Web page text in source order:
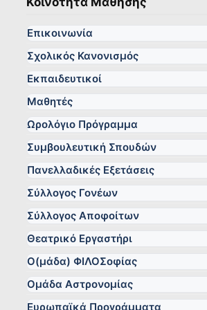
Επικοινωνία
Σχολικός Κανονισμός
Εκπαιδευτικοί
Μαθητές
Ωρολόγιο Πρόγραμμα
Συμβουλευτική Σπουδών
Πανελλαδικές Εξετάσεις
Σύλλογος Γονέων
Σύλλογος Αποφοίτων
Θεατρικό Εργαστήρι
Ο(μάδα) ΦΙΛΟΣοφίας
Ομάδα Αστρονομίας
Ευρωπαϊκά Προγράμματα